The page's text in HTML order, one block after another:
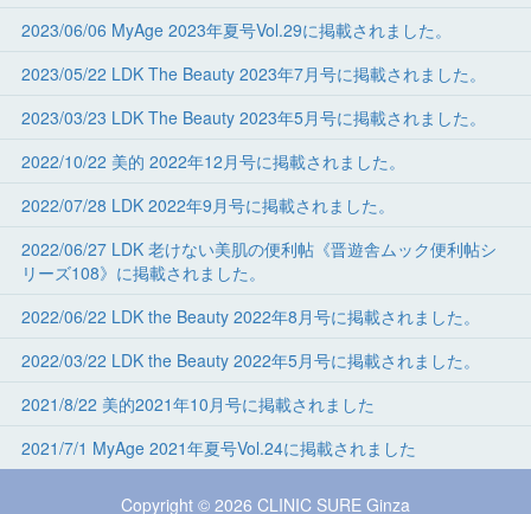
2023/06/06 MyAge 2023年夏号Vol.29に掲載されました。
2023/05/22 LDK The Beauty 2023年7月号に掲載されました。
2023/03/23 LDK The Beauty 2023年5月号に掲載されました。
2022/10/22 美的 2022年12月号に掲載されました。
2022/07/28 LDK 2022年9月号に掲載されました。
2022/06/27 LDK 老けない美肌の便利帖《晋遊舎ムック便利帖シ
リーズ108》に掲載されました。
2022/06/22 LDK the Beauty 2022年8月号に掲載されました。
2022/03/22 LDK the Beauty 2022年5月号に掲載されました。
2021/8/22 美的2021年10月号に掲載されました
2021/7/1 MyAge 2021年夏号Vol.24に掲載されました
Copyright © 2026 CLINIC SURE Ginza